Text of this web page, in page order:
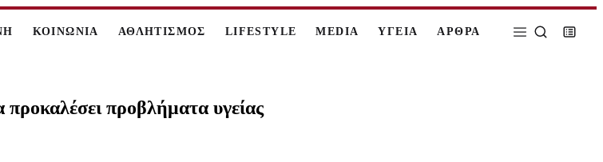
ΚΟΙΝΩΝΙΑ ΑΘΛΗΤΙΣΜΟΣ LIFESTYLE MEDIA ΥΓΕΙΑ ΑΡΘΡΑ
προβλήματα υγείας